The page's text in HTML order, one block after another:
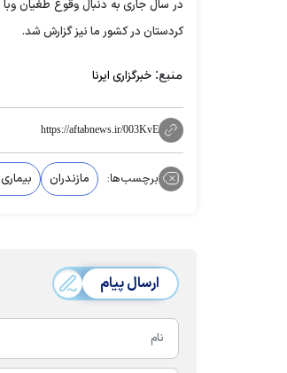
کردستان در کشور ما نیز گزارش شد.
منبع: خبرگزاری ایرنا
https://aftabnews.ir/003KvE
برچسب‌ها: مازندران
ارسال پیام